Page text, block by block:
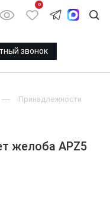
0
звонок
Принадлежности
желоба APZ5